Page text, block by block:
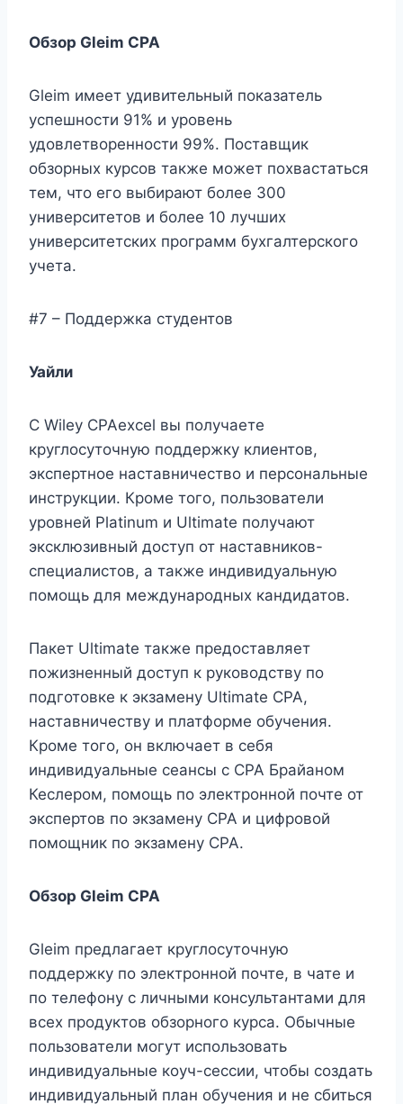
Обзор Gleim CPA
Gleim имеет удивительный показатель
успешности 91% и уровень
удовлетворенности 99%. Поставщик
обзорных курсов также может похвастаться
тем, что его выбирают более 300
университетов и более 10 лучших
университетских программ бухгалтерского
учета.
#7 – Поддержка студентов
Уайли
С Wiley CPAexcel вы получаете
круглосуточную поддержку клиентов,
экспертное наставничество и персональные
инструкции. Кроме того, пользователи
уровней Platinum и Ultimate получают
эксклюзивный доступ от наставников-
специалистов, а также индивидуальную
помощь для международных кандидатов.
Пакет Ultimate также предоставляет
пожизненный доступ к руководству по
подготовке к экзамену Ultimate CPA,
наставничеству и платформе обучения.
Кроме того, он включает в себя
индивидуальные сеансы с CPA Брайаном
Кеслером, помощь по электронной почте от
экспертов по экзамену CPA и цифровой
помощник по экзамену CPA.
Обзор Gleim CPA
Gleim предлагает круглосуточную
поддержку по электронной почте, в чате и
по телефону с личными консультантами для
всех продуктов обзорного курса. Обычные
пользователи могут использовать
индивидуальные коуч-сессии, чтобы создать
индивидуальный план обучения и не сбиться